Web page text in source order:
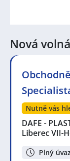
Nová
Nutně vás
DAFE -
Liberec VII-
Plný